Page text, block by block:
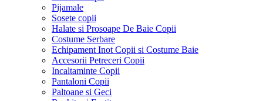
Pijamale
Sosete copii
Halate si Prosoape De Baie Copii
Costume Serbare
Echipament Inot Copii si Costume Baie
Accesorii Petreceri Copii
Incaltaminte Copii
Pantaloni Copii
Paltoane si Geci